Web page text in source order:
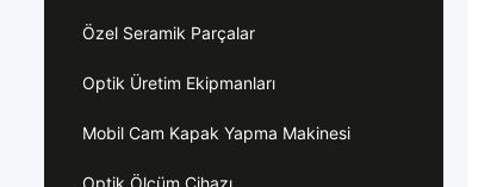
Özel Seramik Parçalar
Optik Üretim Ekipmanları
Mobil Cam Kapak Yapma Makinesi
Optik Ölçüm Cihazı